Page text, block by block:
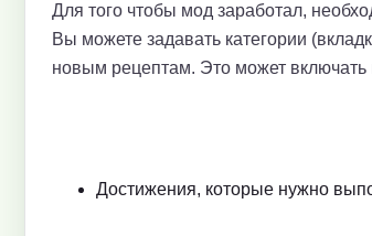
Для того чтобы мод заработал,
Вы можете задавать категории
новым рецептам. Это может включать
Достижения, которые нужно